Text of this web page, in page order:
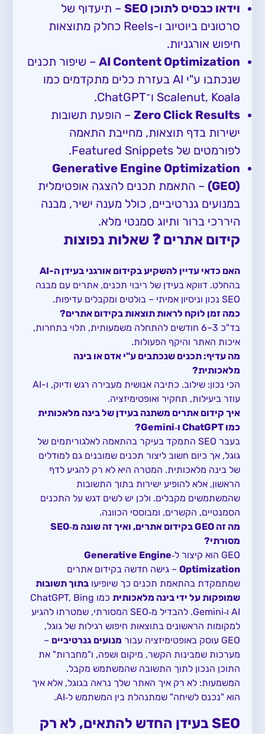
וידאו כבסיס לתוכן SEO
– תיעדוף של
סרטונים ביוטיוב ו-Reels כחלק מתוצאות
חיפוש אורגניות.
AI Content Optimization – שיפור תכנים
שנכתבו ע"י AI בעזרת כלים מתקדמים כמו
Scalenut, Koala ו־ChatGPT.
Zero Click Results – הופעת תשובות
ישירות בדף תוצאות, מחייבת התאמה
לפורמטים של Featured Snippets.
Generative Engine Optimization
(GEO) – התאמת תכנים להצגה אופטימלית
במנועים גנרטיביים, כולל מענה ישיר, מבנה
היררכי ברור ותיוג סמנטי מלא.
קידום אתרים ❓ שאלות נפוצות
האם כדאי עדיין להשקיע בקידום אורגני בעידן ה-AI
בהחלט. דווקא בעידן של ריבוי תכנים, אתרים עם מבנה
SEO נכון וניסיון אמיתי – בולטים ומקבלים עדיפות.
כמה זמן לוקח לראות תוצאות בקידום אתרים?
בד"כ 3–6 חודשים להתחלה משמעותית, תלוי בתחרות,
איכות האתר והיקף הפעולות.
מה עדיף: תכנים שנכתבים ע"י אדם או בינה
מלאכותית?
הכי נכון: שילוב. כתיבה אנושית מעבירה רגש ודיוק, ו-AI
עוזר ביעילות, תחקיר ואופטימיזציה.
איך קידום אתרים משתנה בעידן של בינה מלאכותית
כמו ChatGPT ו‑Gemini?
בעבר SEO התמקד בעיקר בהתאמה לאלגוריתמים של
גוגל, אך כיום חשוב ליצור תכנים שמובנים גם למודלים
של בינה מלאכותית. המטרה היא לא רק להגיע לדף
הראשון, אלא להופיע ישירות בתוך התשובות
שהמשתמשים מקבלים. ולכן יש לשים דגש על התכנים
הסמנטיים, הקשרים, ומבוססי הכוונה.
מה זה GEO בקידום אתרים, ואיך זה שונה מ‑SEO
מסורתי?
GEO הוא קיצור ל‑
Generative Engine
Optimization – גישה חדשה בקידום אתרים
שמתמקדת בהתאמת תכנים כך שיופיעובתוך תשובות
שמופקות על ידי בינה מלאכותית
כמו ChatGPT, Bing
AI ו‑Gemini. להבדיל מ‑SEO המסורתי, שמטרתו להגיע
למקומות הראשונים בתוצאות חיפוש רגילות של גוגל,
GEO עוסק באופטימיזציה עבור
מנועים גנרטיביים –
מערכות שמבינות הקשר, מיקום ושפה, ו"מחברות" את
התוכן הנכון לתוך התשובה שהמשתמש מקבל.
המשמעות: לא רק איך האתר שלך נראה בגוגל, אלא איך
הוא "נכנס לשיחה" שמתנהלת בין המשתמש ל‑AI.
SEO בעידן החדש להתאים, לא רק